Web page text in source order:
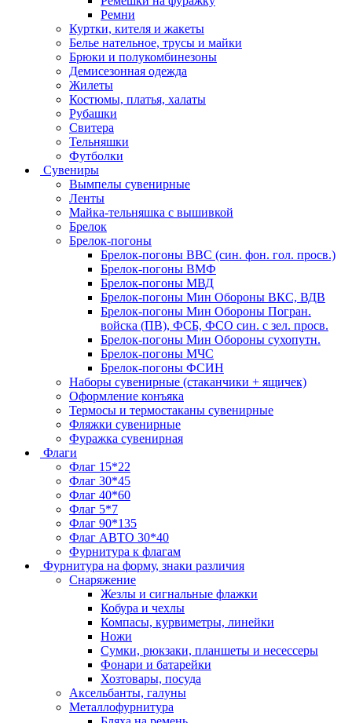
Ремни
Куртки, кителя и жакеты
Белье нательное, трусы и майки
Брюки и полукомбинезоны
Демисезонная одежда
Жилеты
Костюмы, платья, халаты
Рубашки
Свитера
Тельняшки
Футболки
Сувениры
Вымпелы сувенирные
Ленты
Майка-тельняшка с вышивкой
Брелок
Брелок-погоны
Брелок-погоны ВВС (син. фон. гол. просв.)
Брелок-погоны ВМФ
Брелок-погоны МВД
Брелок-погоны Мин Обороны ВКС, ВДВ
Брелок-погоны Мин Обороны Погран.
войска (ПВ), ФСБ, ФСО син. с зел. просв.
Брелок-погоны Мин Обороны сухопутн.
Брелок-погоны МЧС
Брелок-погоны ФСИН
Наборы сувенирные (стаканчики + ящичек)
Оформление конъяка
Термосы и термостаканы сувенирные
Фляжки сувенирные
Фуражка сувенирная
Флаги
Флаг 15*22
Флаг 30*45
Флаг 40*60
Флаг 5*7
Флаг 90*135
Флаг АВТО 30*40
Фурнитура к флагам
Фурнитура на форму, знаки различия
Снаряжение
Жезлы и сигнальные флажки
Кобура и чехлы
Компасы, курвиметры, линейки
Ножи
Сумки, рюкзаки, планшеты и несессеры
Фонари и батарейки
Хозтовары, посуда
Аксельбанты, галуны
Металлофурнитура